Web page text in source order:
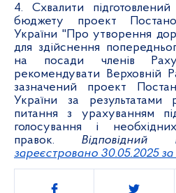
4. Схвалити
бюджету проект
України "Про утворення
для здійснення
на посади членів
рекомендувати Верховній
зазначений проект
України за результатами
питання з урахуванням
голосування і
правок. Відповідний
зареєстровано 30.05.2025
Поділитись